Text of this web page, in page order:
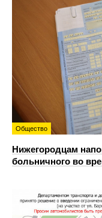
Общество
Нижегородцам
больничного во